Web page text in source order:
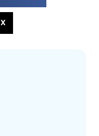
X